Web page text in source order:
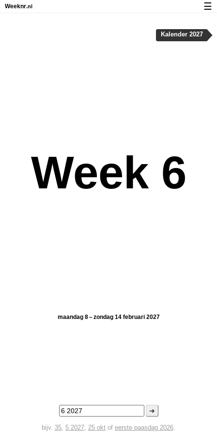
Week 6
maandag 8 – zondag 14 februari 2027
➜
bijv. 35, 5 2027, 25 okt of eerste paasdag 2026.
Kalender 2027
Weeknr.nl ☰